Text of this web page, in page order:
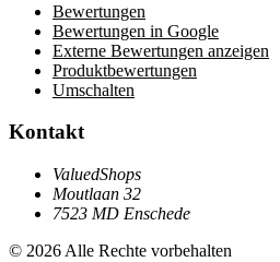
Bewertungen
Bewertungen in Google
Externe Bewertungen anzeigen
Produktbewertungen
Umschalten
Kontakt
ValuedShops
Moutlaan 32
7523 MD Enschede
© 2026 Alle Rechte vorbehalten